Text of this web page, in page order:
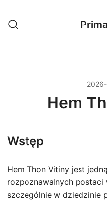
treści
Hem
Wstęp
Hem Thon Vitiny jest
rozpoznawalnych postaci
szczególnie w dziedzinie